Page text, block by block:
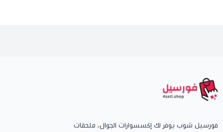
فورسيل شوب يوفر لك إكسسوارات الجوال، ملحقات